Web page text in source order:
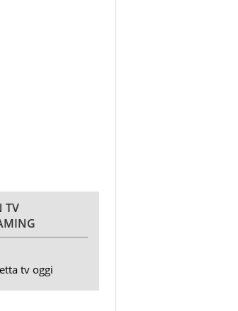
TV
tv oggi